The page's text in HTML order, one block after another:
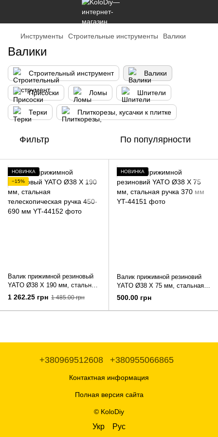
Инструменты Строительные инструменты Валики
Валики
Строительный инструмент Валики
Присоски Ломы Шпители
Терки Плиткорезы, кусачки к плитке
Фильтр По популярности
НОВИНКА
−15%
Валик прижимной резиновый
YATO Ø38 X 190 мм, стальная
телескопическая ручка 450-690
1 262.25 грн 1 485.00 грн
НОВИНКА
Валик прижимной резиновий
YATO Ø38 X 75 мм, стальная
ручка 370 мм
500.00 грн
+380969512608 +380955066865
Контактная информация
Полная версия сайта
© KoloDiy
Укр Рус